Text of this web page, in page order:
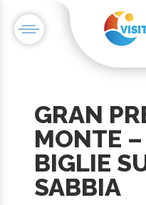
GRAN
MONTE
BIGLIE
SABBIA